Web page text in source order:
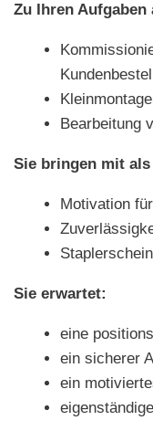
Zu Ihren
Bearbeitung
Sie bringen mit
Motivation
Sie erwartet:
eine
ein sicherer
ein